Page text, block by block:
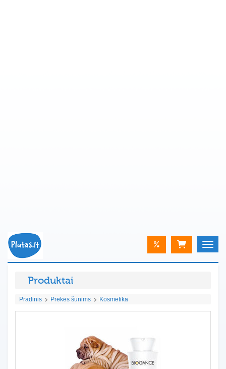
%
Produktai
Pradinis Prekės šunims Kosmetika